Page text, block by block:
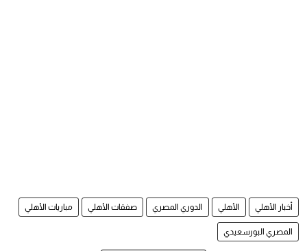
أخبار الأهلي الأهلي الدوري المصري صفقات الأهلي مباريات الأهلي
المصري البورسعيدي